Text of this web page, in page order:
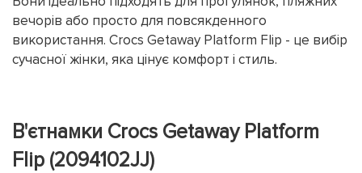
вечорів або просто для повсякденного
використання. Crocs Getaway Platform Flip - це вибір
сучасної жінки, яка цінує комфорт і стиль.
В'єтнамки Crocs Getaway Platform
Flip (2094102JJ)